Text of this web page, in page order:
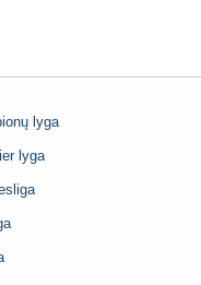
lyga
lyga